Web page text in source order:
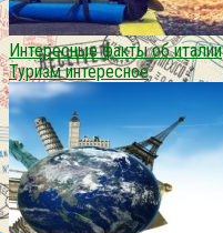
Интересные факты об италии
Туризм интересное